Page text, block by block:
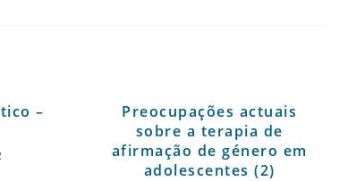
–
Preocupações actuais
sobre a terapia de
afirmação de género em
adolescentes (2)